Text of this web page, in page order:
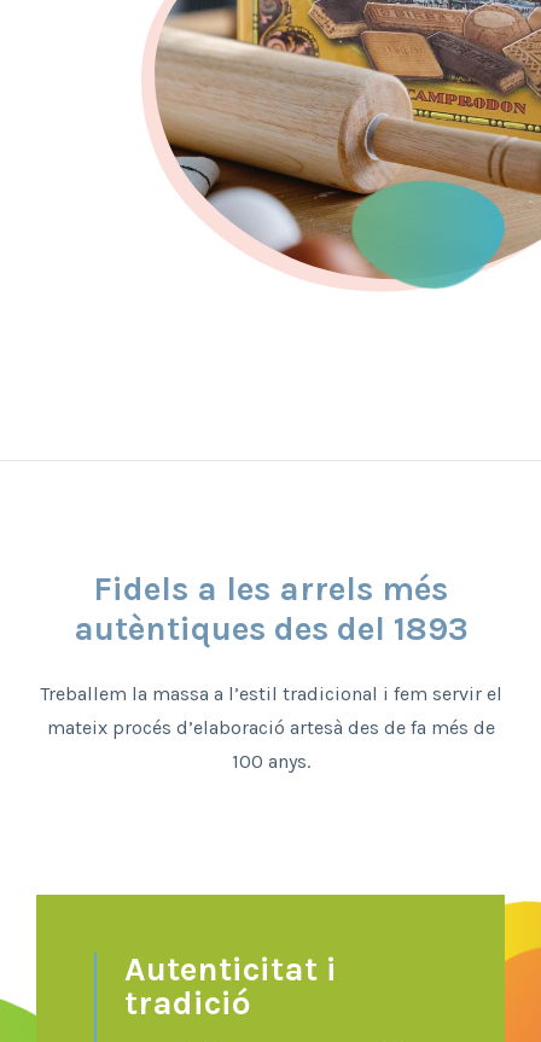
Fidels a les arrels més
autèntiques des del 1893
Treballem la massa a l’estil tradicional i fem servir el
mateix procés d’elaboració artesà des de fa més de
100 anys.
Autenticitat i
tradició